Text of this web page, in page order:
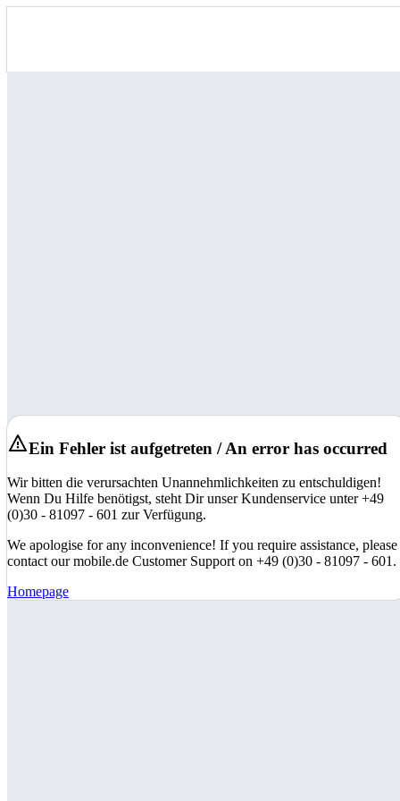
Ein Fehler ist aufgetreten / An error has occurred
Wir bitten die verursachten Unannehmlichkeiten zu entschuldigen!
Wenn Du Hilfe benötigst, steht Dir unser Kundenservice unter +49
(0)30 - 81097 - 601 zur Verfügung.
We apologise for any inconvenience! If you require assistance, please
contact our mobile.de Customer Support on +49 (0)30 - 81097 - 601.
Homepage